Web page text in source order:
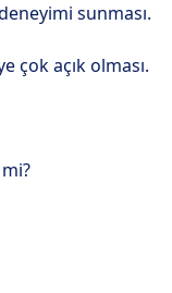
sunması.
çok açık olması.